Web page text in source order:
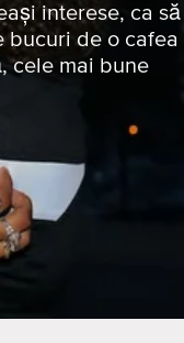
interese, ca să
bucuri de o cafea
cele mai bune